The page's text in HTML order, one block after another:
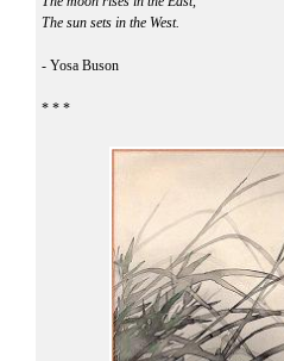
The sun sets in the West.
- Yosa Buson
* * *